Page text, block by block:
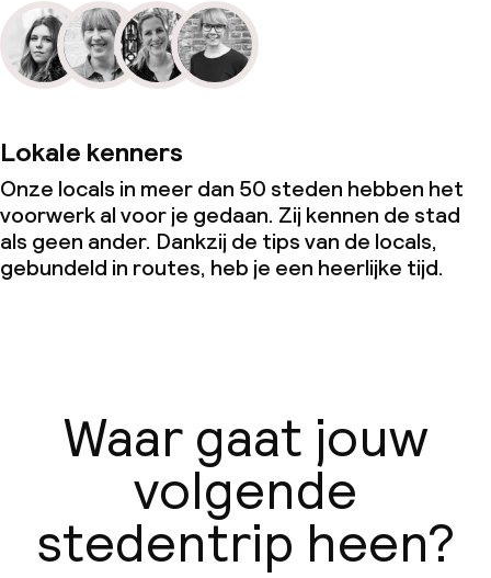
Lokale kenners
Onze locals in meer dan 50 steden hebben het
voorwerk al voor je gedaan. Zij kennen de stad
als geen ander. Dankzij de tips van de locals,
gebundeld in routes, heb je een heerlijke tijd.
Waar gaat jouw
volgende
stedentrip heen?